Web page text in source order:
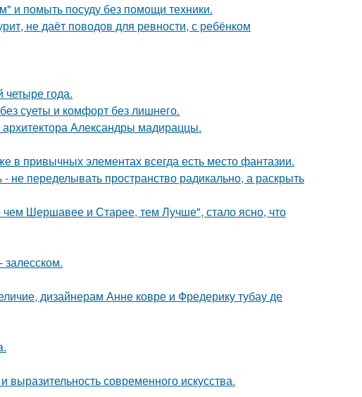
и помыть посуду без помощи техники.
не даёт поводов для ревности, с ребёнком
четыре года.
суеты и комфорт без лишнего.
Александры мадираццы.
в привычных элементах всегда есть место фантазии.
переделывать пространство радикально, а раскрыть
чем Шершавее и Старее, тем Лучше", стало ясно, что
залесском.
дизайнерам Анне ковре и Фредерику тубау де
выразительность современного искусства.